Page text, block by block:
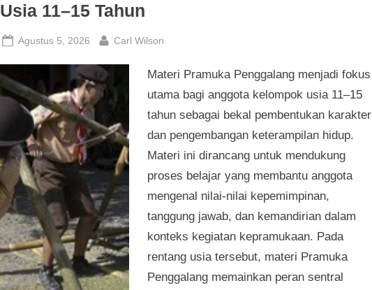
Usia 11–15 Tahun
Posted
Agustus 5, 2026 By
Carl Wilson
Materi Pramuka Penggalang menjadi fokus
utama bagi anggota kelompok usia 11–15
tahun sebagai bekal pembentukan karakter
dan pengembangan keterampilan hidup.
Materi ini dirancang untuk mendukung
proses belajar yang membantu anggota
mengenal nilai-nilai kepemimpinan,
tanggung jawab, dan kemandirian dalam
konteks kegiatan kepramukaan. Pada
rentang usia tersebut, materi Pramuka
Penggalang memainkan peran sentral